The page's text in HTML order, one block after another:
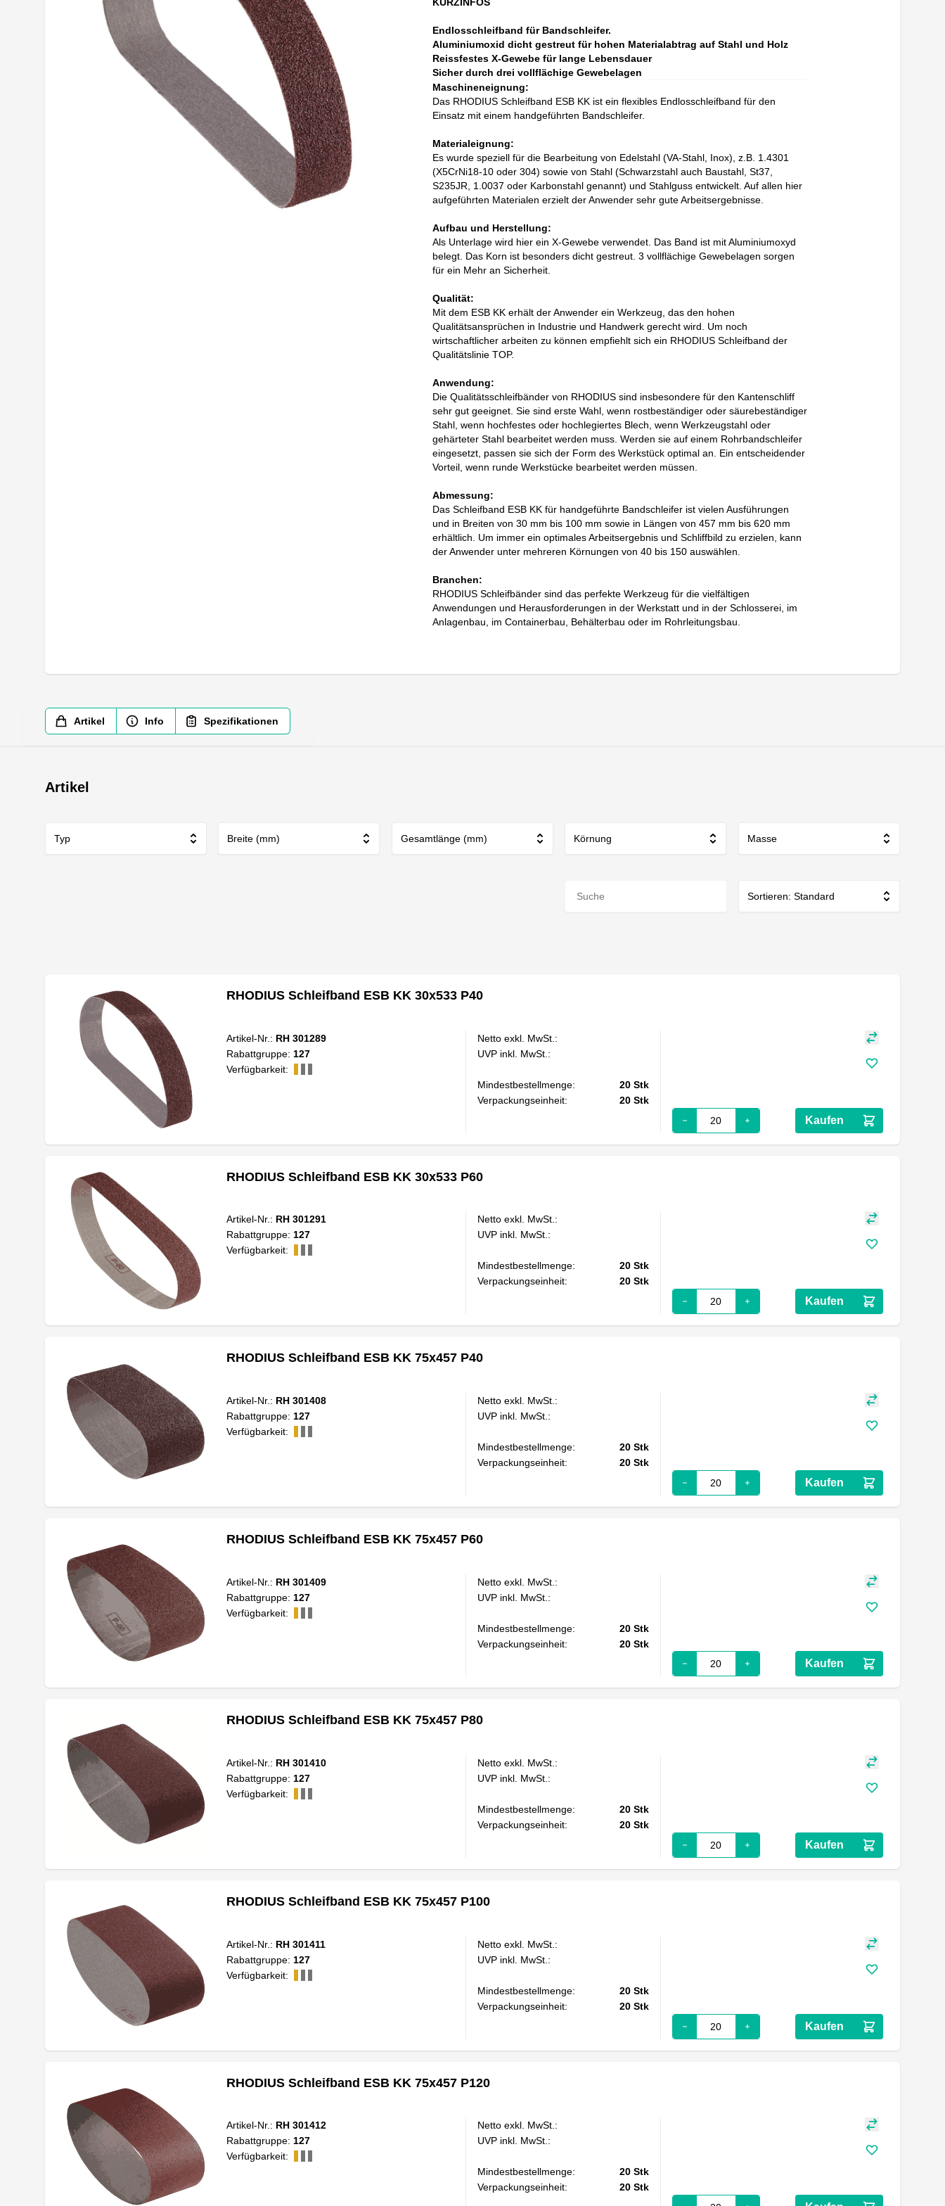
Endlosschleifband für Bandschleifer.
Aluminiumoxid dicht gestreut für hohen Materialabtrag auf Stahl und Holz
Reissfestes X-Gewebe für lange Lebensdauer
Sicher durch drei vollflächige Gewebelagen
Maschineneignung:
Das RHODIUS Schleifband ESB KK ist ein flexibles Endlosschleifband für den
Einsatz mit einem handgeführten Bandschleifer.
Materialeignung:
Es wurde speziell für die Bearbeitung von Edelstahl (VA-Stahl, Inox), z.B. 1.4301
(X5CrNi18-10 oder 304) sowie von Stahl (Schwarzstahl auch Baustahl, St37,
S235JR, 1.0037 oder Karbonstahl genannt) und Stahlguss entwickelt. Auf allen hier
aufgeführten Materialen erzielt der Anwender sehr gute Arbeitsergebnisse.
Aufbau und Herstellung:
Als Unterlage wird hier ein X-Gewebe verwendet. Das Band ist mit Aluminiumoxyd
belegt. Das Korn ist besonders dicht gestreut. 3 vollflächige Gewebelagen sorgen
für ein Mehr an Sicherheit.
Qualität:
Mit dem ESB KK erhält der Anwender ein Werkzeug, das den hohen
Qualitätsansprüchen in Industrie und Handwerk gerecht wird. Um noch
wirtschaftlicher arbeiten zu können empfiehlt sich ein RHODIUS Schleifband der
Qualitätslinie TOP.
Anwendung:
Die Qualitätsschleifbänder von RHODIUS sind insbesondere für den Kantenschliff
sehr gut geeignet. Sie sind erste Wahl, wenn rostbeständiger oder säurebeständiger
Stahl, wenn hochfestes oder hochlegiertes Blech, wenn Werkzeugstahl oder
gehärteter Stahl bearbeitet werden muss. Werden sie auf einem Rohrbandschleifer
eingesetzt, passen sie sich der Form des Werkstück optimal an. Ein entscheidender
Vorteil, wenn runde Werkstücke bearbeitet werden müssen.
Abmessung:
Das Schleifband ESB KK für handgeführte Bandschleifer ist vielen Ausführungen
und in Breiten von 30 mm bis 100 mm sowie in Längen von 457 mm bis 620 mm
erhältlich. Um immer ein optimales Arbeitsergebnis und Schliffbild zu erzielen, kann
der Anwender unter mehreren Körnungen von 40 bis 150 auswählen.
Branchen:
RHODIUS Schleifbänder sind das perfekte Werkzeug für die vielfältigen
Anwendungen und Herausforderungen in der Werkstatt und in der Schlosserei, im
Anlagenbau, im Containerbau, Behälterbau oder im Rohrleitungsbau.
Artikel Info Spezifikationen
Artikel
Typ Breite (mm) Gesamtlänge (mm) Körnung Masse
Sortieren: Standard
RHODIUS Schleifband ESB KK 30x533 P40
Artikel-Nr.: RH 301289
Rabattgruppe: 127
Verfügbarkeit:
Netto exkl. MwSt.:
UVP inkl. MwSt.:
Mindestbestellmenge: 20 Stk
Verpackungseinheit:
20 Stk
Kaufen
RHODIUS Schleifband ESB KK 30x533 P60
Artikel-Nr.: RH 301291
Rabattgruppe: 127
Verfügbarkeit:
Netto exkl. MwSt.:
UVP inkl. MwSt.:
Mindestbestellmenge: 20 Stk
Verpackungseinheit:
20 Stk
Kaufen
RHODIUS Schleifband ESB KK 75x457 P40
Artikel-Nr.: RH 301408
Rabattgruppe: 127
Verfügbarkeit:
Netto exkl. MwSt.:
UVP inkl. MwSt.:
Mindestbestellmenge: 20 Stk
Verpackungseinheit:
20 Stk
Kaufen
RHODIUS Schleifband ESB KK 75x457 P60
Artikel-Nr.: RH 301409
Rabattgruppe: 127
Verfügbarkeit:
Netto exkl. MwSt.:
UVP inkl. MwSt.:
Mindestbestellmenge: 20 Stk
Verpackungseinheit:
20 Stk
Kaufen
RHODIUS Schleifband ESB KK 75x457 P80
Artikel-Nr.: RH 301410
Rabattgruppe: 127
Verfügbarkeit:
Netto exkl. MwSt.:
UVP inkl. MwSt.:
Mindestbestellmenge: 20 Stk
Verpackungseinheit:
20 Stk
Kaufen
RHODIUS Schleifband ESB KK 75x457 P100
Artikel-Nr.: RH 301411
Rabattgruppe: 127
Verfügbarkeit:
Netto exkl. MwSt.:
UVP inkl. MwSt.:
Mindestbestellmenge: 20 Stk
Verpackungseinheit:
20 Stk
Kaufen
RHODIUS Schleifband ESB KK 75x457 P120
Artikel-Nr.: RH 301412
Rabattgruppe: 127
Verfügbarkeit:
Netto exkl. MwSt.:
UVP inkl. MwSt.:
Mindestbestellmenge: 20 Stk
Verpackungseinheit:
20 Stk